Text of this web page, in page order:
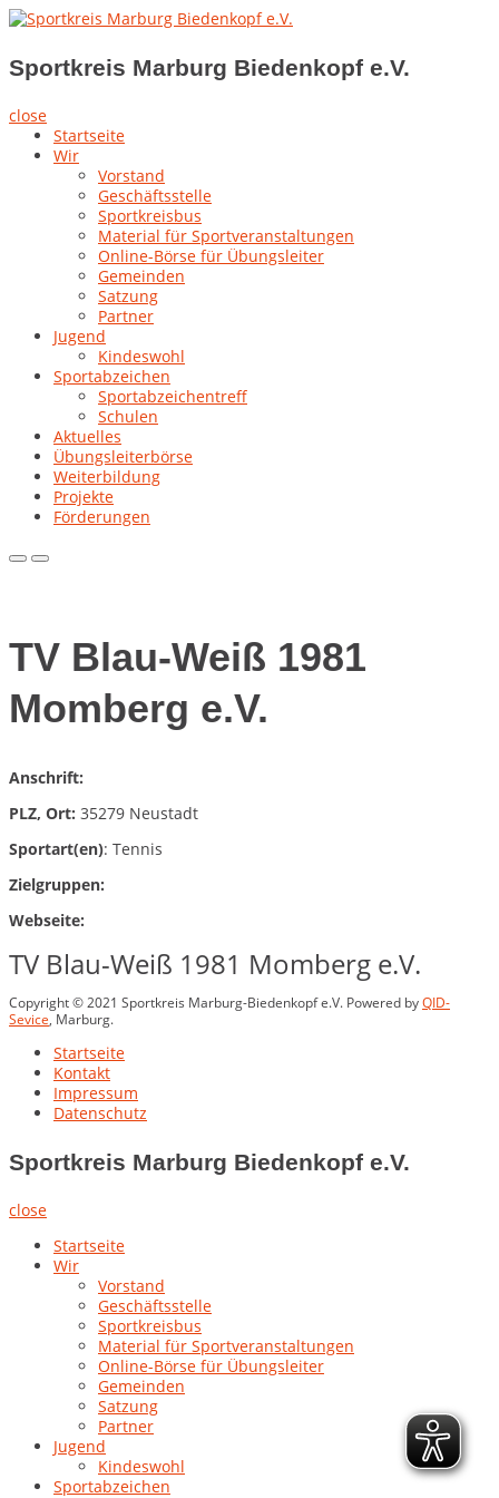
Skip
content
Sportkreis Marburg Biedenkopf e.V.
Sportkreis Marburg Biedenkopf e.V.
close
Startseite
Wir
Vorstand
Geschäftsstelle
Sportkreisbus
Material für Sportveranstaltungen
Online-Börse für Übungsleiter
Gemeinden
Satzung
Partner
Jugend
Kindeswohl
Sportabzeichen
Sportabzeichentreff
Schulen
Aktuelles
Übungsleiterbörse
Weiterbildung
Projekte
Förderungen
PrimaryPrimary
TV Blau-Weiß 1981
Momberg e.V.
Anschrift:
PLZ, Ort: 35279 Neustadt
Sportart(en): Tennis
Zielgruppen:
Webseite:
TV Blau-Weiß 1981 Momberg e.V.
Copyright © 2021 Sportkreis Marburg-Biedenkopf e.V. Powered byQID-
Sevice, Marburg.
Startseite
Kontakt
Impressum
Datenschutz
Sportkreis Marburg Biedenkopf e.V.
close
Startseite
Wir
Vorstand
Geschäftsstelle
Sportkreisbus
Material für Sportveranstaltungen
Online-Börse für Übungsleiter
Gemeinden
Satzung
Partner
Jugend
Kindeswohl
Sportabzeichen